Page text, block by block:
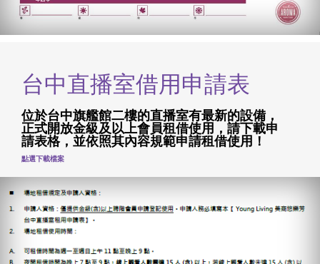
台中直播室借用申請表
位於台中旗艦館二樓的直播室有最新的設備，
正式開放金級及以上會員租借使用，請下載申
請表格，並依照其內容規範申請租借使用！
點選下載檔案